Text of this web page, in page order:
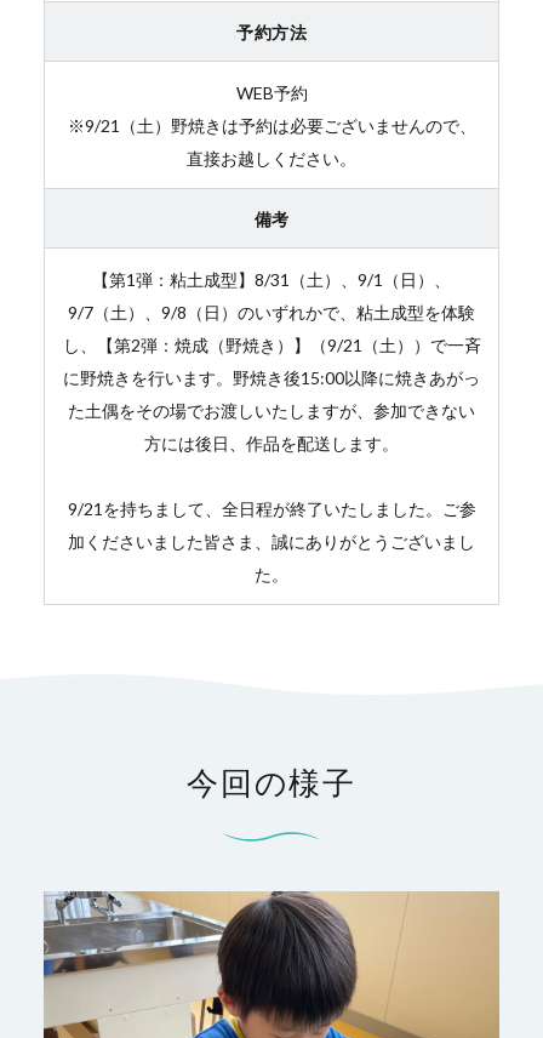
予約方法
WEB予約
※9/21（土）野焼きは予約は必要ございませんので、
直接お越しください。
備考
【第1弾：粘土成型】8/31（土）、9/1（日）、
9/7（土）、9/8（日）のいずれかで、粘土成型を体験
し、【第2弾：焼成（野焼き）】（9/21（土））で一斉
に野焼きを行います。野焼き後15:00以降に焼きあがっ
た土偶をその場でお渡しいたしますが、参加できない
方には後日、作品を配送します。
9/21を持ちまして、全日程が終了いたしました。ご参
加くださいました皆さま、誠にありがとうございまし
た。
今回の様子